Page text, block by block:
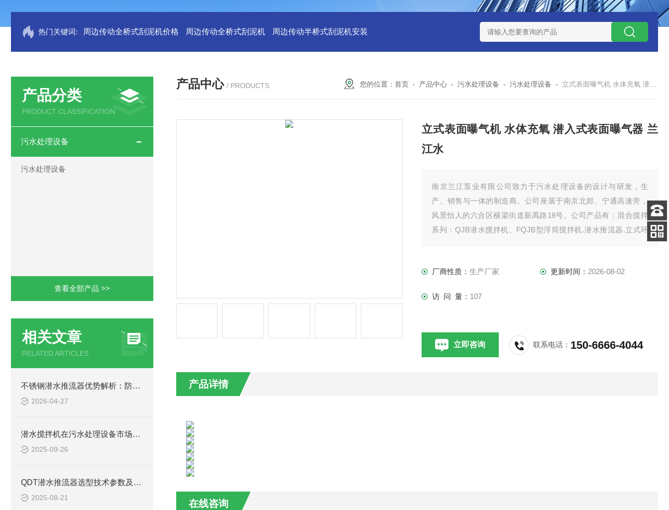
热门关键词: 周边传动全桥式刮泥机价格 周边传动全桥式刮泥机 周边传动半桥式刮泥机安装 周边传动半桥式刮泥机选型 周边传动半桥式刮泥机
产品分类
PRODUCT CLASSIFICATION
污水处理设备
污水处理设备
查看全部产品 >>
相关文章
RELATED ARTICLES
不锈钢潜水推流器优势解析：防腐耐用污水处理设备
2026-04-27
潜水搅拌机在污水处理设备市场的发展及产品优势
2025-09-26
QDT潜水推流器选型技术参数及QTD潜水推进器安装方法
2025-08-21
产品中心 / PRODUCTS 您的位置：首页 - 产品中心 -污水处理设备 -污水处理设备 - 立式表面曝气机 水体充氧 潜入式表面曝气器 兰江水
立式表面曝气机 水体充氧 潜入式表面曝气器 兰
江水
南京兰江泵业有限公司致力于污水处理设备的设计与研发，生
产、销售与一体的制造商。公司座落于南京北郊、宁通高速旁，
风景怡人的六合区横梁街道新禹路18号。公司产品有：混合搅拌
系列：QJB潜水搅拌机、FQJB型浮筒搅拌机.潜水推流器.立式环
厂商性质：生产厂家 更新时间： 2026-08-02
访 问 量： 107
立即咨询 联系电话： 150-6666-4044
产品详情
在线咨询
客服
电话